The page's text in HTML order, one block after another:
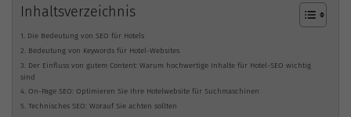
Inhaltsverzeichnis
1. Die Bedeutung von SEO für Hotels
2. Bedeutung von Keywords für Hotel-Websites
3. Der Einfluss von gutem Content: Warum hochwertige Inhalte für Hotel-SEO wichtig
sind
4. On-Page SEO: Optimieren Sie Ihre Hotelwebsite für Suchmaschinen
5. Technisches SEO: Worauf Sie achten sollten